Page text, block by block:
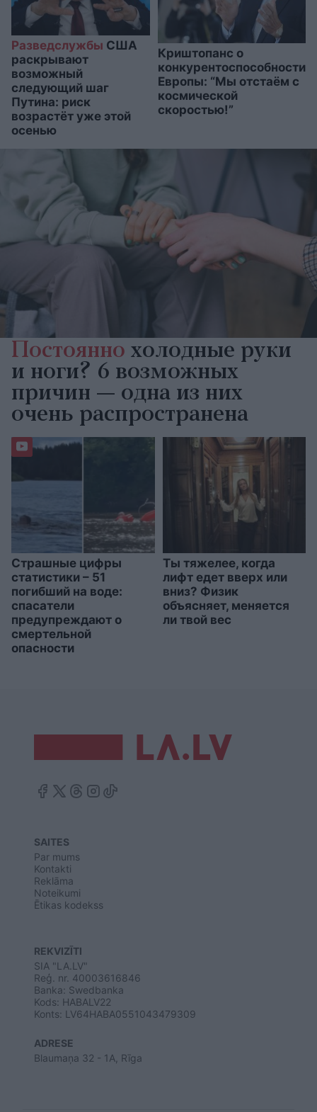
Разведслужбы США
раскрывают
возможный
следующий шаг
Путина: риск
возрастёт уже этой
осенью
Криштопанс о
конкурентоспособности
Европы: “Мы отстаём с
космической
скоростью!”
Постоянно холодные руки
и ноги? 6 возможных
причин — одна из них
очень распространена
Страшные цифры
статистики – 51
погибший на воде:
спасатели
предупреждают о
смертельной
опасности
Ты тяжелее, когда
лифт едет вверх или
вниз? Физик
объясняет, меняется
ли твой вес
SAITES
Par mums
Kontakti
Reklāma
Noteikumi
Ētikas kodekss
REKVIZĪTI
SIA "LA.LV"
Reģ. nr. 40003616846
Banka: Swedbanka
Kods: HABALV22
Konts: LV64HABA0551043479309
ADRESE
Blaumaņa 32 - 1A, Rīga